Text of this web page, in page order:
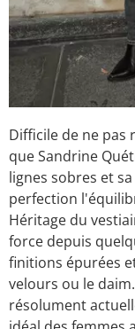
Difficile de ne pas
que Sandrine
lignes sobres et
perfection
Héritage du
force depuis
finitions épurées
velours ou le
résolument